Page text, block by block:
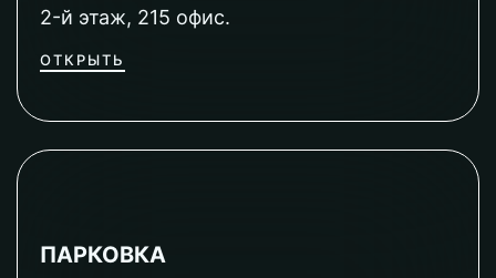
2-й этаж, 215 офис.
ОТКРЫТЬ
ПАРКОВКА